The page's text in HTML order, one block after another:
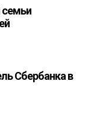
Сбербанка в